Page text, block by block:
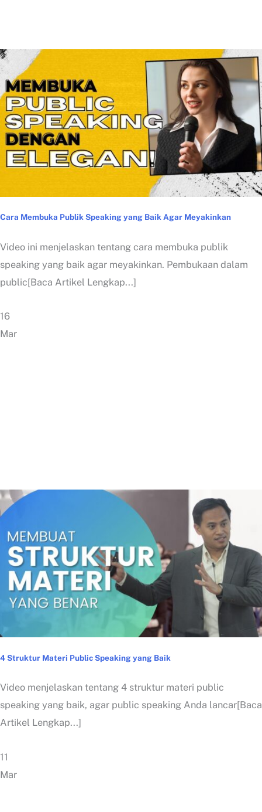
Cara Membuka Publik Speaking yang Baik Agar Meyakinkan
Video ini menjelaskan tentang cara membuka publik
speaking yang baik agar meyakinkan. Pembukaan dalam
public[Baca Artikel Lengkap...]
16
Mar
4 Struktur Materi Public Speaking yang Baik
Video menjelaskan tentang 4 struktur materi public
speaking yang baik, agar public speaking Anda lancar[Baca
Artikel Lengkap...]
11
Mar